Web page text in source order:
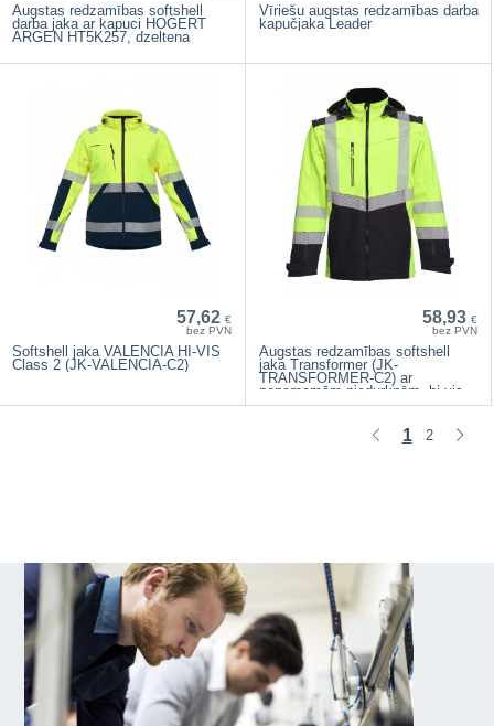
Augstas redzamības softshell
darba jaka ar kapuci HOGERT
ARGEN HT5K257, dzeltena
Vīriešu augstas redzamības darba
kapučjaka Leader
57,62 €
bez PVN
Softshell jaka VALENCIA HI-VIS
Class 2 (JK-VALENCIA-C2)
58,93 €
bez PVN
Augstas redzamības softshell
jaka Transformer (JK-
TRANSFORMER-C2) ar
noņemamām piedurknēm, hi-vis,
bosafety
1 2